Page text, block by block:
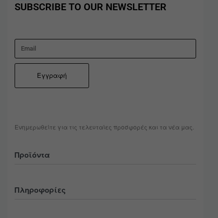
Προϊόντα
Ανδρικά
Πληροφορίες
SUBSCRIBE TO OUR NEWSLETTER
Ενημερωθείτε για τις τελευταίες προσφορές και τα νέα μας.